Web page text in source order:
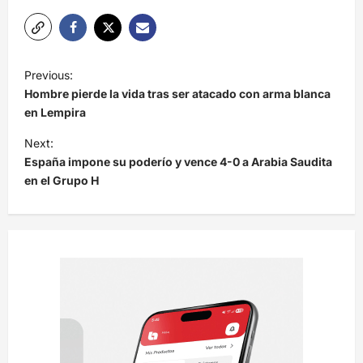
N
a
v
e
g
a
c
Previous:
Hombre pierde la vida tras ser atacado con arma blanca
en Lempira
Next:
España impone su poderío y vence 4-0 a Arabia Saudita
en el Grupo H